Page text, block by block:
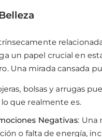
un papel crucial en
Una mirada cansada
bolsas y arrugas
que realmente es.
Negativas: Una
o falta de energía,